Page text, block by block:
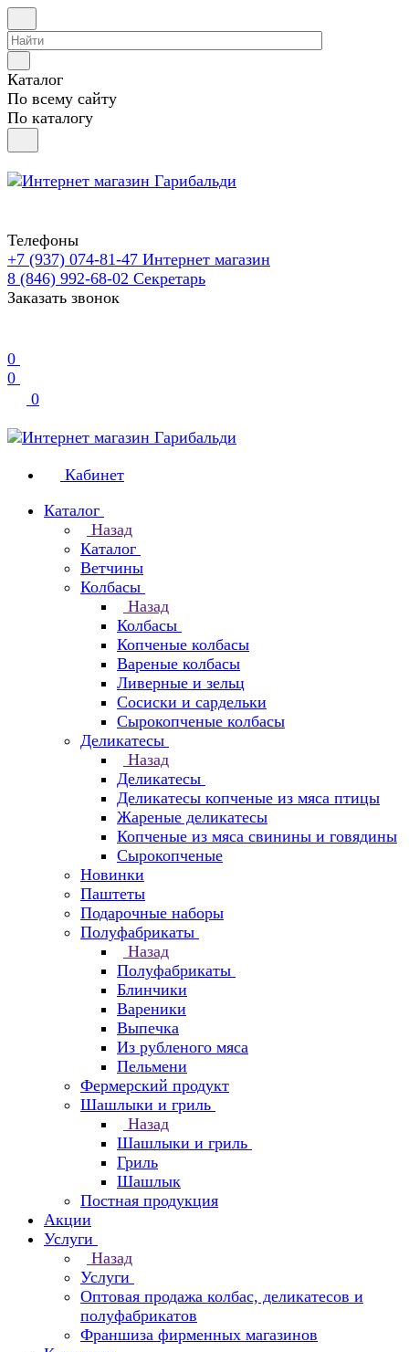
Каталог
По всему сайту
По каталогу
Телефоны
+7 (937) 074-81-47 Интернет магазин
8 (846) 992-68-02 Секретарь
Заказать звонок
0
0
0
Кабинет
Каталог
Назад
Каталог
Ветчины
Колбасы
Назад
Колбасы
Копченые колбасы
Вареные колбасы
Ливерные и зельц
Сосиски и сардельки
Сырокопченые колбасы
Деликатесы
Назад
Деликатесы
Деликатесы копченые из мяса птицы
Жареные деликатесы
Копченые из мяса свинины и говядины
Сырокопченые
Новинки
Паштеты
Подарочные наборы
Полуфабрикаты
Назад
Полуфабрикаты
Блинчики
Вареники
Выпечка
Из рубленого мяса
Пельмени
Фермерский продукт
Шашлыки и гриль
Назад
Шашлыки и гриль
Гриль
Шашлык
Постная продукция
Акции
Услуги
Назад
Услуги
Оптовая продажа колбас, деликатесов и
полуфабрикатов
Франшиза фирменных магазинов